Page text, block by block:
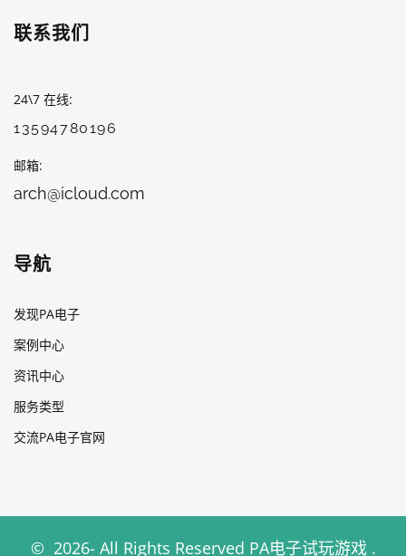
联系我们
24\7 在线
13594780196
邮箱
arch@icloud.com
导航
发现PA电子
案例中心
资讯中心
服务类型
交流PA电子官网
© 2026- All Rights Reserved PA电子试玩游戏.